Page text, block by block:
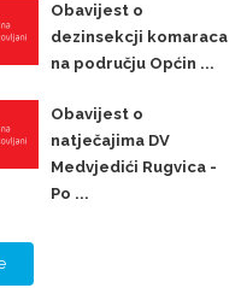
Obavijest o
dezinsekcji komaraca
na području Općin ...
Obavijest o
natječajima DV
Medvjedići Rugvica -
Po ...